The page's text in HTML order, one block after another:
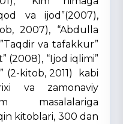
va ijod”(2007),
2007), “Abdulla
va tafakkur”
(2008), “Ijod iqlimi”
(2-kitob, 2011) kabi
va zamonaviy
masalalariga
kitoblari, 300 dan